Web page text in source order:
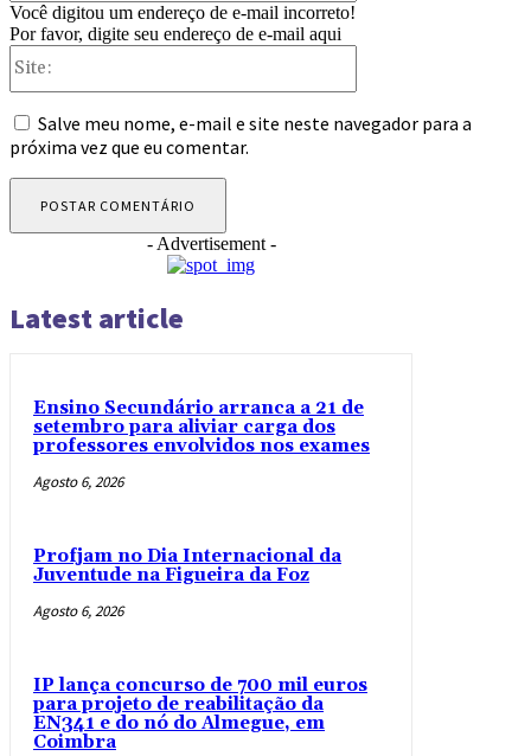
Você digitou um endereço de e-mail incorreto!
Por favor, digite seu endereço de e-mail aqui
Salve meu nome, e-mail e site neste navegador para a
próxima vez que eu comentar.
- Advertisement -
Latest article
Ensino Secundário arranca a 21 de
setembro para aliviar carga dos
professores envolvidos nos exames
Agosto 6, 2026
Profjam no Dia Internacional da
Juventude na Figueira da Foz
Agosto 6, 2026
IP lança concurso de 700 mil euros
para projeto de reabilitação da
EN341 e do nó do Almegue, em
Coimbra